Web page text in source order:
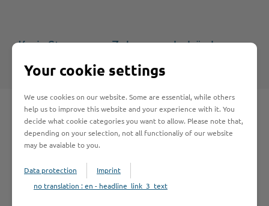
Kreis Stormarn - Zulassungsbehörde
Schnelleinstieg
Seite auswählen
Your cookie settings
We use cookies on our website. Some are essential, while others
help us to improve this website and your experience with it. You
decide what cookie categories you want to allow. Please note that,
depending on your selection, not all functionaliy of our website
may be avaiable to you.
Data protection
Imprint
no translation : en - headline_link_3_text